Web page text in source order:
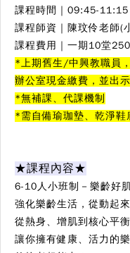
課程時間｜09:45-11:15
課程師資｜陳玟伶老師(
課程費用｜一期10堂
*上期舊生/中興教職員
辦公室現金繳費，並出示
*無補課、代課機制
*需自備瑜珈墊、乾淨鞋
★課程內容★
6-10人小班制－樂齡好
強化樂齡生活，從動起
從熱身、增肌到核心平
讓你擁有健康、活力的